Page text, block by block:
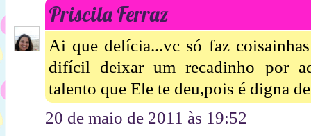
Priscila Ferraz
Ai que delícia...vc só faz
difícil deixar um recadinho por
talento que Ele te deu,pois é digna
20 de maio de 2011 às 19:52